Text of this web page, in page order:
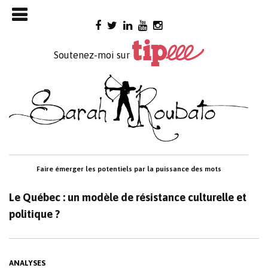
Skip
to
Soutenez-moi sur
Faire émerger les potentiels par la puissance des mots

Le Québec : un modèle de résistance culturelle et
politique ?
ANALYSES